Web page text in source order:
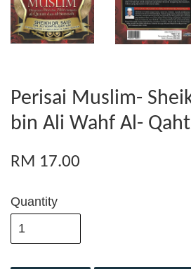
Perisai Muslim-
bin Ali Wahf Al-
RM 17.00
Quantity